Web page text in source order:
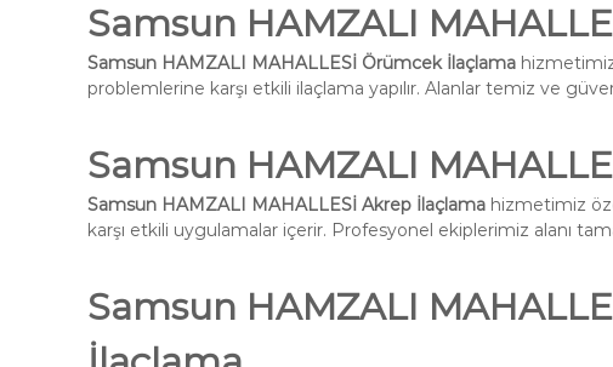
Samsun HAMZALI
Samsun HAMZALI MAHALLESİ Örümcek İlaçlama
problemlerine karşı etkili ilaçlama yapılır. Alanlar temiz ve
Samsun HAMZALI
Samsun HAMZALI MAHALLESİ Akrep İlaçlama hizmetimiz
karşı etkili uygulamalar içerir. Profesyonel ekiplerimiz alanı
Samsun HAMZALI